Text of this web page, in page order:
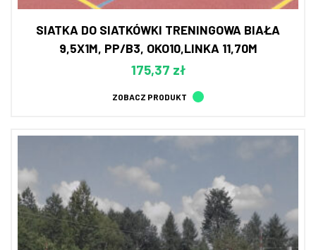
SIATKA DO SIATKÓWKI TRENINGOWA BIAŁA
9,5X1M, PP/B3, OKO10,LINKA 11,70M
175,37 zł
ZOBACZ PRODUKT